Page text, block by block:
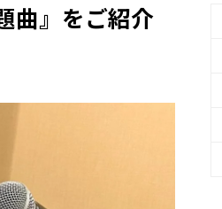
曲』をご紹介